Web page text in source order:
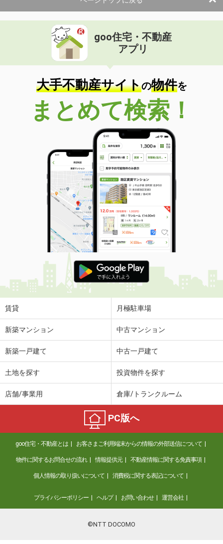
goo住宅・不動産
アプリ
大手不動産サイトの物件を
まとめて検索！
賃貸 月極駐車場
新築マンション 中古マンション
新築一戸建て 中古一戸建て
土地を探す 投資物件を探す
店舗/事業用 倉庫/トランクルーム
PC版へ
goo住宅・不動産とは お客さまご利用端末からの情報の外部送信について
物件に関するお問合せの流れ 情報提供元 不動産情報に関する免責事項
個人情報の取り扱いについて 消費税に関する表記について
プライバシーポリシー ヘルプ お問い合わせ 運営会社
©NTT DOCOMO